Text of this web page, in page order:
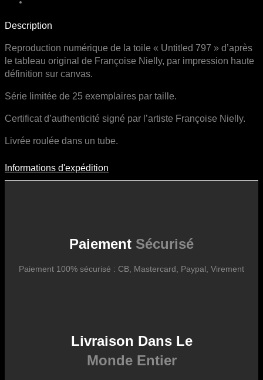
Description
Reproduction numérique de la toile « Untitled 797 » d’après
le tableau original de Françoise Nielly, par impression haute
définition sur canvas.
Série limitée de 25 exemplaires par taille.
Certificat d’authenticité signé par l’artiste Françoise Nielly.
Livrée roulée dans un tube.
Informations D'expédition
des fluctuations tarifaires des transporteurs internationaux.
Informations d'expédition
Paiement Sécurisé
Paiement 100% sécurisé : CB, Mastercard, Paypal, Virement
Livraison Dans Le
Monde Entier